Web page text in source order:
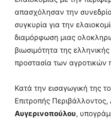
απασχόλησαν την
συγκυρία για την
διαμόρφωση μιας
βιωσιμότητα της
προστασία των αγροτικών
Κατά την εισαγωγική της
Επιτροπής Περιβάλλοντος,
Αυγερινοπούλου,